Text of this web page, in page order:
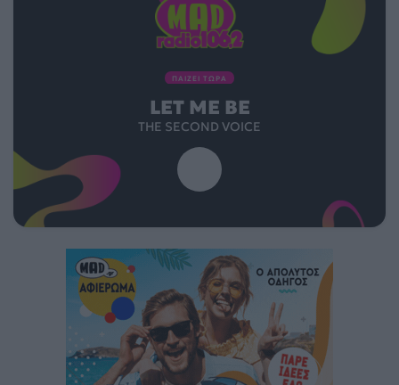
ΠΑΙΖΕΙ ΤΩΡΑ
LET ME BE
THE SECOND VOICE